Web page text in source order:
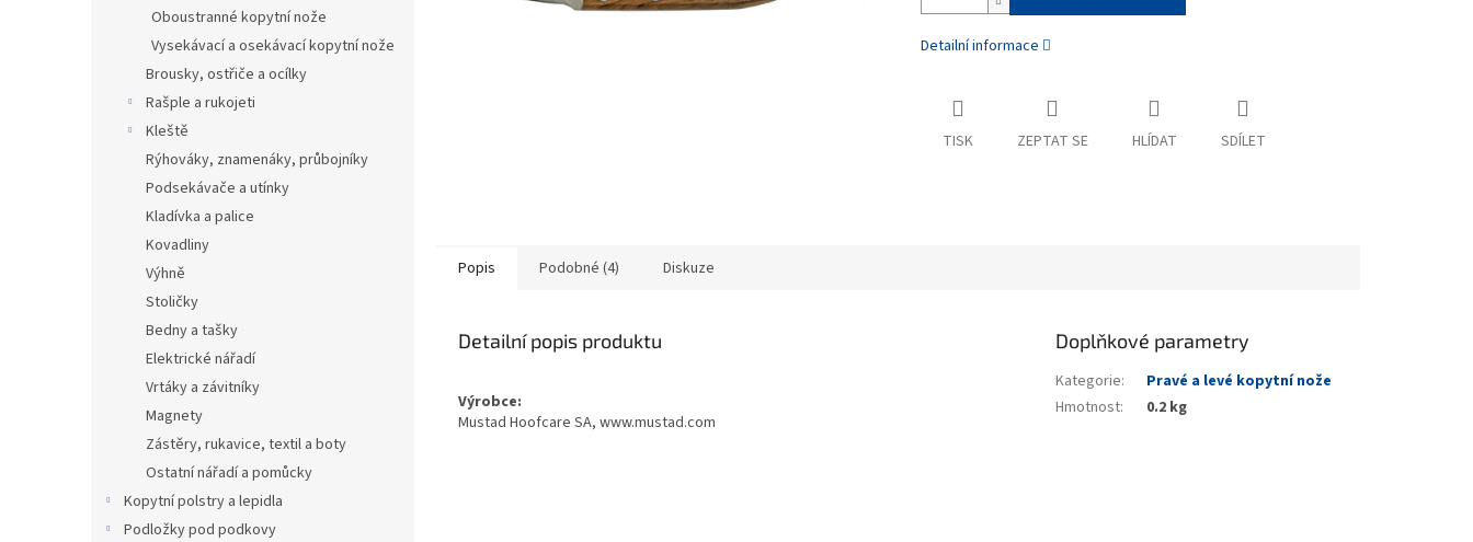
Oboustranné kopytní nože
Vysekávací a osekávací kopytní nože
Brousky, ostřiče a ocílky
Rašple a rukojeti
Kleště
Rýhováky, znamenáky, průbojníky
Podsekávače a utínky
Kladívka a palice
Kovadliny
Výhně
Stoličky
Bedny a tašky
Elektrické nářadí
Vrtáky a závitníky
Magnety
Zástěry, rukavice, textil a boty
Ostatní nářadí a pomůcky
Kopytní polstry a lepidla
Podložky pod podkovy
Detailní informace
TISK ZEPTAT SE HLÍDAT SDÍLET
Popis Podobné (4) Diskuze
Detailní popis produktu
Výrobce:
Mustad Hoofcare SA, www.mustad.com
Doplňkové parametry
Kategorie:
Pravé a levé kopytní nože
Hmotnost: 0.2 kg